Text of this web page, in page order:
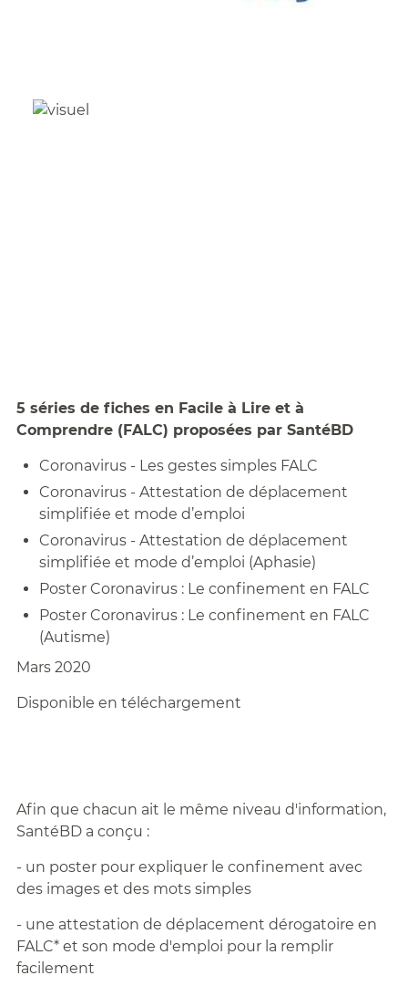
5 séries de fiches en Facile à Lire et à
Comprendre (FALC) proposées par SantéBD
Coronavirus - Les gestes simples FALC
Coronavirus - Attestation de déplacement
simplifiée et mode d’emploi
Coronavirus - Attestation de déplacement
simplifiée et mode d’emploi (Aphasie)
Poster Coronavirus : Le confinement en FALC
Poster Coronavirus : Le confinement en FALC
(Autisme)
Mars 2020
Disponible en téléchargement
Afin que chacun ait le même niveau d'information,
SantéBD a conçu :
- un poster pour expliquer le confinement avec
des images et des mots simples
- une attestation de déplacement dérogatoire en
FALC* et son mode d'emploi pour la remplir
facilement